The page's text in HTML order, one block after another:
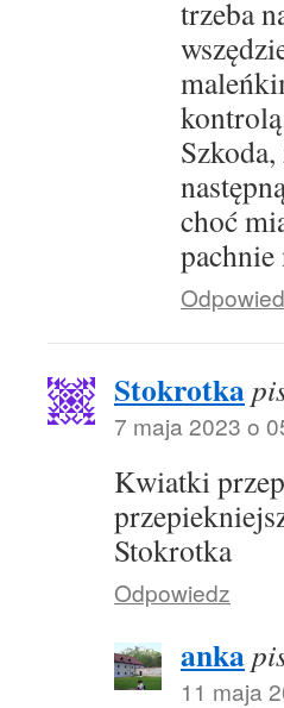
trzeba
choć
Stokrotka
7 maja 2023 o
Kwiatki
Stokrotka
Odpowiedz
anka
11 maja